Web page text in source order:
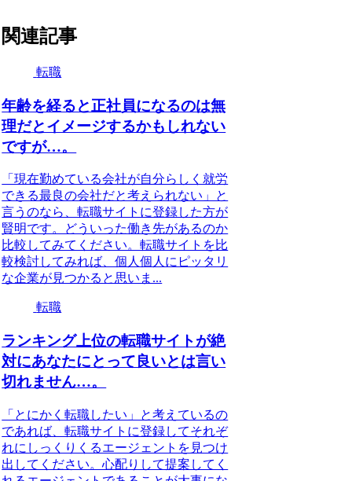
関連記事
転職
年齢を経ると正社員になるのは無
理だとイメージするかもしれない
ですが…。
「現在勤めている会社が自分らしく就労
できる最良の会社だと考えられない」と
言うのなら、転職サイトに登録した方が
賢明です。どういった働き先があるのか
比較してみてください。転職サイトを比
較検討してみれば、個人個人にピッタリ
な企業が見つかると思いま...
転職
ランキング上位の転職サイトが絶
対にあなたにとって良いとは言い
切れません…。
「とにかく転職したい」と考えているの
であれば、転職サイトに登録してそれぞ
れにしっくりくるエージェントを見つけ
出してください。心配りして提案してく